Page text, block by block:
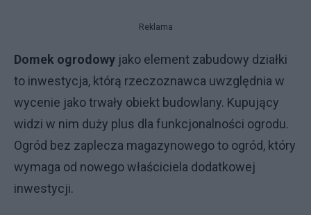
Reklama
Domek ogrodowy jako element zabudowy działki
to inwestycja, którą rzeczoznawca uwzględnia w
wycenie jako trwały obiekt budowlany. Kupujący
widzi w nim duży plus dla funkcjonalności ogrodu.
Ogród bez zaplecza magazynowego to ogród, który
wymaga od nowego właściciela dodatkowej
inwestycji.